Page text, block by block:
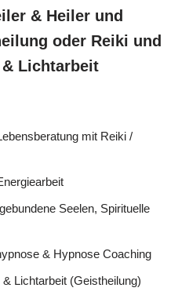
& Heiler und
oder Reiki und
& Lichtarbeit
mit Reiki /
Seelen, Spirituelle
& Hypnose Coaching
Lichtarbeit (Geistheilung)